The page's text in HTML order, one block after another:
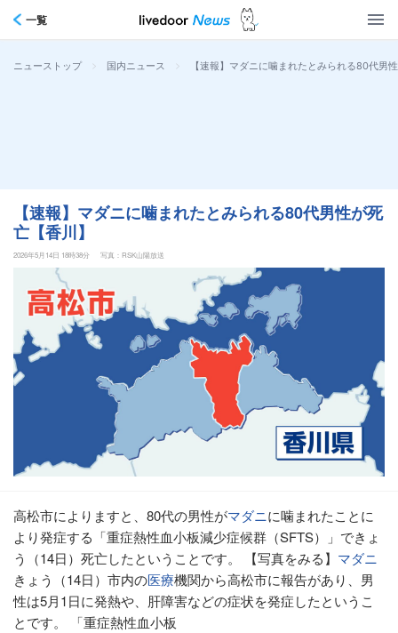
一覧
ニューストップ > 国内ニュース > 【速報】マダニに噛まれたとみられる80代男
【速報】マダニに噛まれたとみられる80代男性が死
亡【香川】
2026年5月14日 18時38分 写真：RSK山陽放送
高松市によりますと、80代の男性がマダニに噛まれたことに
より発症する「重症熱性血小板減少症候群（SFTS）」できょ
う（14日）死亡したということです。 【写真をみる】 マダニ
きょう（14日）市内の医療機関から高松市に報告があり、男
性は5月1日に発熱や、肝障害などの症状を発症したというこ
とです。 「重症熱性血小板